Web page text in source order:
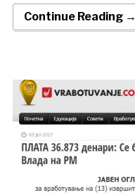
Continue Reading →